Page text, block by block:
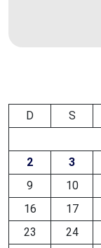
ELEIÇÃO
ESCOLAR
ELEIÇÕES
2026
D S
2
3
9
10
16
17
23
24